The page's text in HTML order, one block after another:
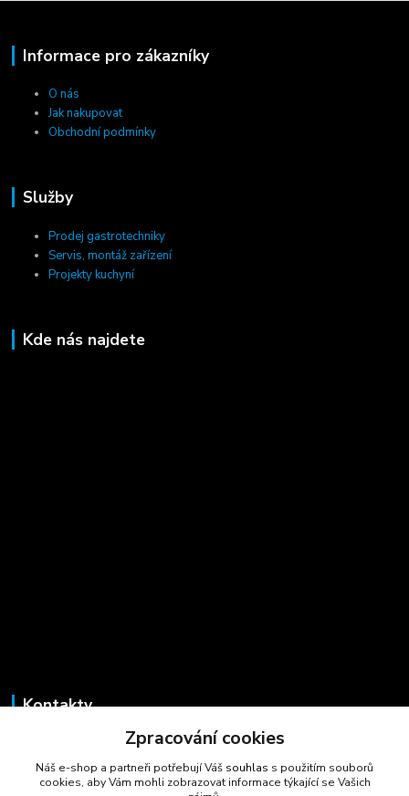
Informace pro zákazníky
O nás
Jak nakupovat
Obchodní podmínky
Služby
Prodej gastrotechniky
Servis, montáž zařízení
Projekty kuchyní
Kde nás najdete
Kontakty
+420 723 725 881
(Po-Pá, 8-16 hod.)
Zpracování cookies
Náš e-shop a partneři potřebují Váš souhlas s použitím souborů
cookies, aby Vám mohli zobrazovat informace týkající se Vašich